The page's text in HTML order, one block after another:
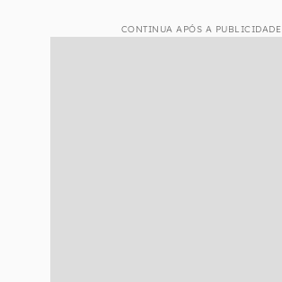
CONTINUA APÓS A PUBLICIDADE